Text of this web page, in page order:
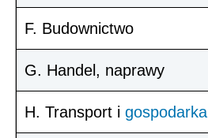
F. Budownictwo
G. Handel, naprawy
H. Transport i gospodarka